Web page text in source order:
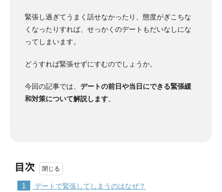
緊張し過ぎてうまく話せなかったり、態度がぎこちな
くなったりすれば、せっかくのデートもだいなしにな
ってしまいます。
どうすれば緊張せずにすむのでしょうか。
今回の記事では、 デートの前日や当日にできる緊張緩
和対策について解説します。
目次
1 デートで緊張してしまうのはなぜ？